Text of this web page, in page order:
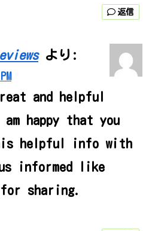
返信
より:
and helpful
happy that you
helpful info with
informed like
sharing.